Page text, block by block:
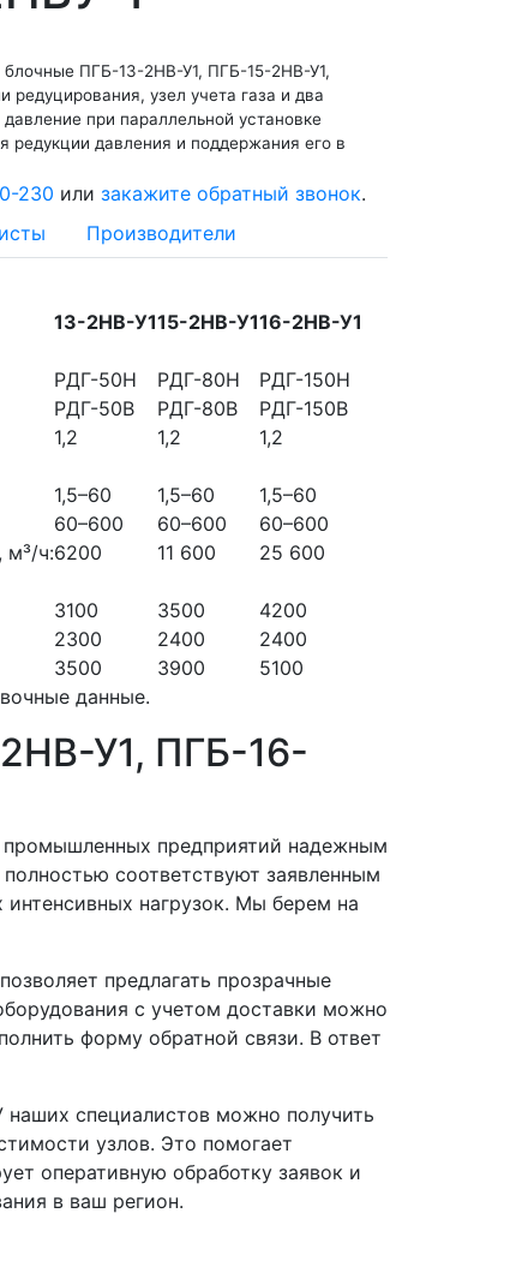
блочные ПГБ-13-2НВ-У1, ПГБ-15-2НВ-У1,
узел учета газа и два
при параллельной установке
редукции давления и поддержания его в
230 или закажите обратный звонок.
Производители
13-2НВ-У115-2НВ-У116-2НВ-У1
РДГ-50Н РДГ-80Н
РДГ-150Н
РДГ-50В РДГ-80В
РДГ-150В
1,2 1,2
1,2
1,5–60 1,5–60
1,5–60
60–600 60–600
60–600
м³/ч:6200 11 600
25 600
3100 3500
4200
2300 2400
2400
3500 3900
5100
данные.
У1, ПГБ-16-
промышленных предприятий надежным
соответствуют заявленным
нагрузок. Мы берем на
предлагать прозрачные
с учетом доставки можно
форму обратной связи. В ответ
специалистов можно получить
узлов. Это помогает
оперативную обработку заявок и
в ваш регион.